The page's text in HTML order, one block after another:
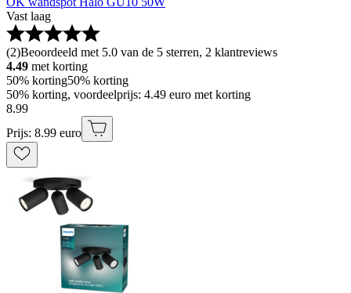
Vast laag
(2)Beoordeeld met 5.0 van de 5 sterren, 2 klantreviews
4.49 met korting
50% korting50% korting
50% korting, voordeelprijs: 4.49 euro met korting
8.99
Prijs: 8.99 euro